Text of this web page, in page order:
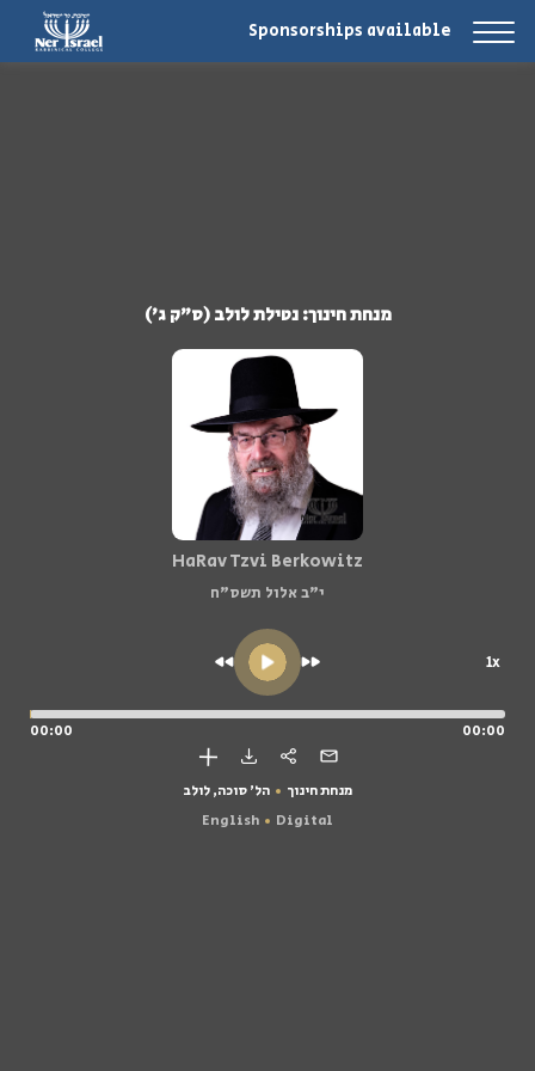
Sponsorships available
מנחת חינוך: נטילת לולב (ס"ק ג')
HaRav Tzvi Berkowitz
י"ב אלול תשס"ח
1x
00:00 00:00
הל' סוכה, לולב
מנחת חינוך
English
Digital